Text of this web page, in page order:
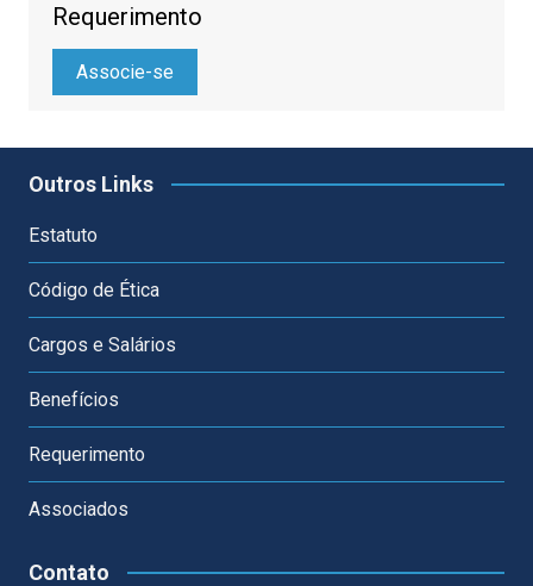
Requerimento
Associe-se
Outros Links
Estatuto
Código de Ética
Cargos e Salários
Benefícios
Requerimento
Associados
Contato